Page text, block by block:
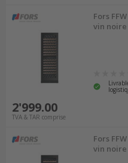
Fors
vin
2'999.00
TVA & TAR comprise
Fors
vin